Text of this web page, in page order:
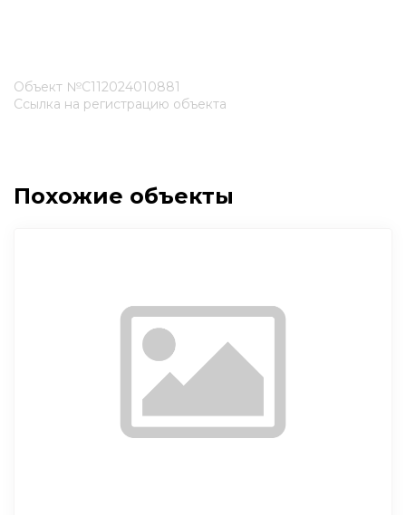
Объект №С112024010881
Ссылка на регистрацию объекта
Похожие объекты